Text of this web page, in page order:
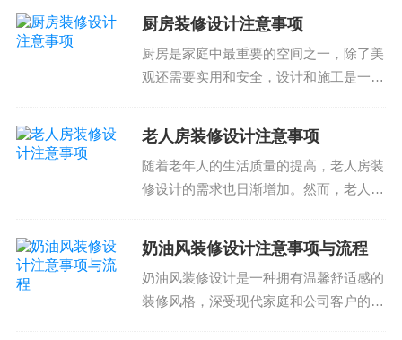
量不合格甚至造成经济损失。下面我们将
事项，帮助您正确选择...
厨房装修设计注意事项
厨房是家庭中最重要的空间之一，除了美
观还需要实用和安全，设计和施工是一个
和施工过程中的问题1. 招商注意事项厨房
装修设计时，招商...
老人房装修设计注意事项
随着老年人的生活质量的提高，老人房装
修设计的需求也日渐增加。然而，老人房
案、材料和施工工人是关键。下面我们来
看老人房装修设计注意事...
奶油风装修设计注意事项与流程
奶油风装修设计是一种拥有温馨舒适感的
装修风格，深受现代家庭和公司客户的喜